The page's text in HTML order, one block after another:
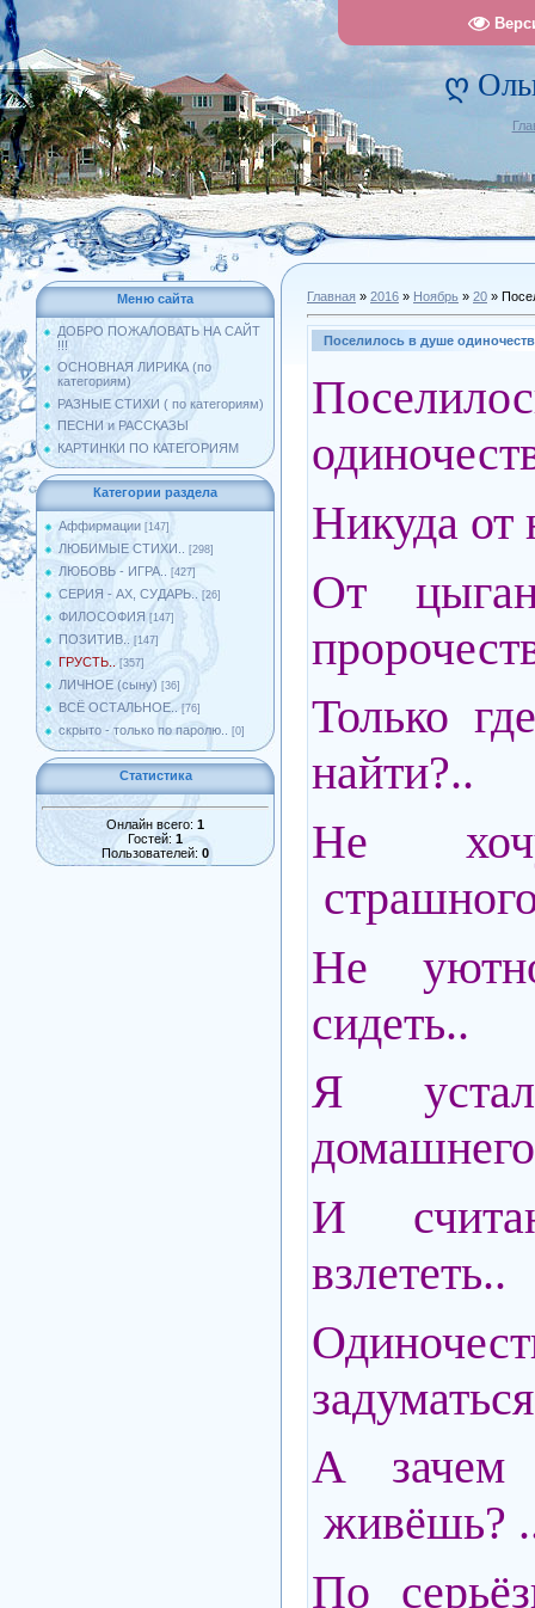
ღ
Меню сайта
ДОБРО ПОЖАЛОВАТЬ НА САЙТ
!!!
ОСНОВНАЯ ЛИРИКА (по
категориям)
РАЗНЫЕ СТИХИ ( по категориям)
ПЕСНИ и РАССКАЗЫ
КАРТИНКИ ПО КАТЕГОРИЯМ
Категории раздела
Аффирмации [147]
ЛЮБИМЫЕ СТИХИ.. [298]
ЛЮБОВЬ - ИГРА.. [427]
СЕРИЯ - АХ, СУДАРЬ.. [26]
ФИЛОСОФИЯ [147]
ПОЗИТИВ.. [147]
ГРУСТЬ.. [357]
ЛИЧНОЕ (сыну) [36]
ВСЁ ОСТАЛЬНОЕ.. [76]
скрыто - только по паролю.. [0]
Статистика
Онлайн всего: 1
Гостей: 1
Пользователей: 0
Главная » 2016 » Ноябрь » 20 »
Поселилось в душе
Никуда от
От
Только
найти?..
Не
Не
сидеть..
Я
И
взлететь..
А
живёшь?
По